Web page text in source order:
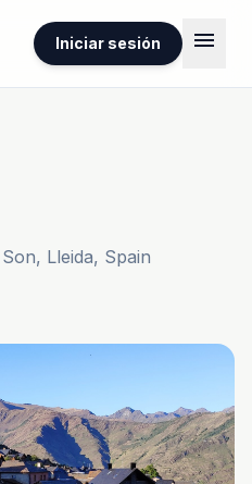
Iniciar sesión menu
Lleida, Spain